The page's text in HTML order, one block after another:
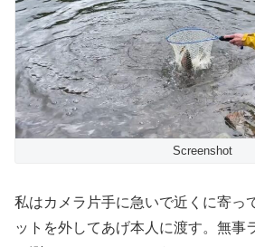
Screenshot
私はカメラ片手に急いで近くに寄っ
ットを外してあげ本人に渡す。無事